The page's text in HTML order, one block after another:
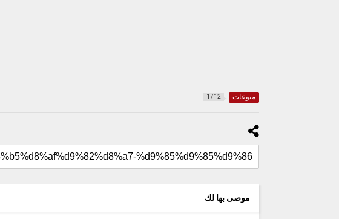
منوعات 1712
موصى بها لك